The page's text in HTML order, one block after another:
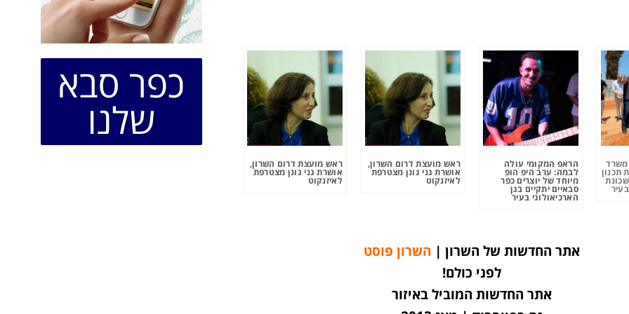
תכנון
הראפ המקומי עולה
לבמה: ערב היפ הופ
מיוחד של יוצרים כפר
סבאיים יתקיים בגן
הארכיאולוגי בעיר
ראש מועצת דרום השרון,
אושרת גני גונן מצטרפת
לאיזנקוט
ראש מועצת דרום השרון,
אושרת גני גונן מצטרפת
לאיזנקוט
כפר סבא
שלנו
אתר החדשות של השרון | השרון פוסט
לפני כולם!
אתר החדשות המוביל באיזור